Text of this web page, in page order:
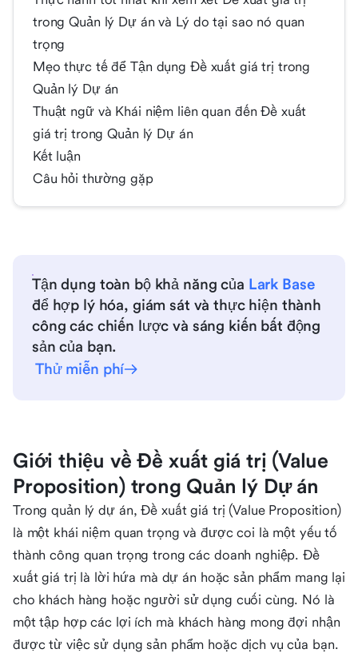
trong Quản lý Dự án và Lý do tại sao nó quan
trọng
Mẹo thực tế để Tận dụng Đề xuất giá trị trong
Quản lý Dự án
Thuật ngữ và Khái niệm liên quan đến Đề xuất
giá trị trong Quản lý Dự án
Kết luận
Câu hỏi thường gặp
Tận dụng toàn bộ khả năng của Lark Base
để hợp lý hóa, giám sát và thực hiện thành
công các chiến lược và sáng kiến bất động
sản của bạn.
Thử miễn phí
Giới thiệu về Đề xuất giá trị (Value
Proposition) trong Quản lý Dự án
Trong quản lý dự án, Đề xuất giá trị (Value Proposition)
là một khái niệm quan trọng và được coi là một yếu tố
thành công quan trọng trong các doanh nghiệp. Đề
xuất giá trị là lời hứa mà dự án hoặc sản phẩm mang lại
cho khách hàng hoặc người sử dụng cuối cùng. Nó là
một tập hợp các lợi ích mà khách hàng mong đợi nhận
được từ việc sử dụng sản phẩm hoặc dịch vụ của bạn.